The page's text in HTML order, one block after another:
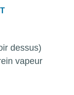
dessus)
vapeur